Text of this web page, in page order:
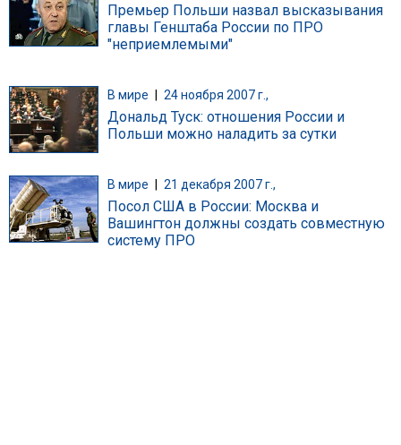
Премьер Польши назвал высказывания
главы Генштаба России по ПРО
"неприемлемыми"
В мире 24 ноября 2007 г.,
Дональд Туск: отношения России и
Польши можно наладить за сутки
В мире 21 декабря 2007 г.,
Посол США в России: Москва и
Вашингтон должны создать совместную
систему ПРО